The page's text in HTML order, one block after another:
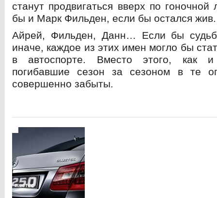
станут продвигаться вверх по гоночной
бы и Марк Фильден, если бы остался жив.
Айрей, Фильден, Данн… Если бы
иначе, каждое из этих имен могло бы
в автоспорте. Вместо этого, как
погибавшие сезон за сезоном в те
совершенно забыты.